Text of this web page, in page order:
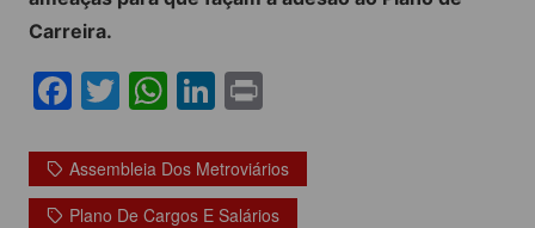
Carreira.
F
c
e
T
itt
er
W
at
s
Li
k
e
t
Assembleia Dos Metroviários
Plano De Cargos E Salários